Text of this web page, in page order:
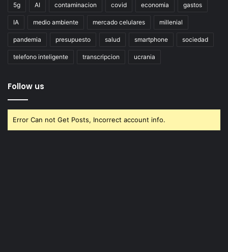
5g AI contaminacion covid economia gastos
IA medio ambiente mercado celulares millenial
pandemia presupuesto salud smartphone sociedad
telefono inteligente transcripcion ucrania
Follow us
Error Can not Get Posts, Incorrect account info.